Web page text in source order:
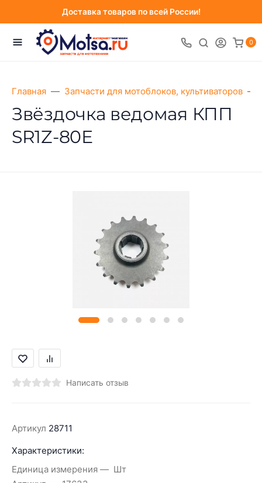
Доставка товаров по всей России!
0
Главная Запчасти для мотоблоков, культиваторов
Звёздочка ведомая КПП
SR1Z-80Е
Написать отзыв
Артикул 28711
Характеристики:
Единица измерения
Шт